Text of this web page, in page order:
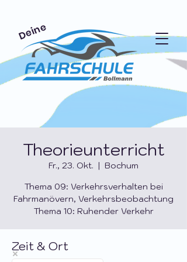
Deine
Theorieunterricht
Fr., 23. Okt.
  |
Bochum
Thema 09: Verkehrsverhalten bei
Fahrmanövern, Verkehrsbeobachtung
Thema 10: Ruhender Verkehr
Zeit & Ort